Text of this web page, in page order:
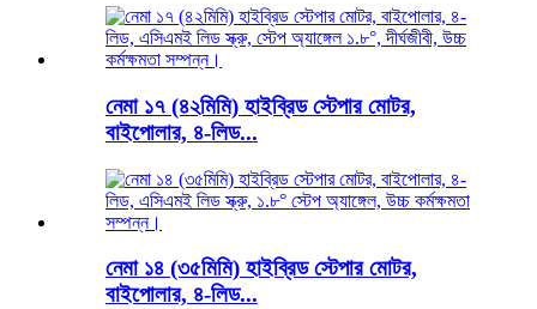
নেমা ১৭ (৪২মিমি) হাইব্রিড স্টেপার মোটর,
বাইপোলার, ৪-লিড...
নেমা ১৪ (৩৫মিমি) হাইব্রিড স্টেপার মোটর,
বাইপোলার, ৪-লিড...